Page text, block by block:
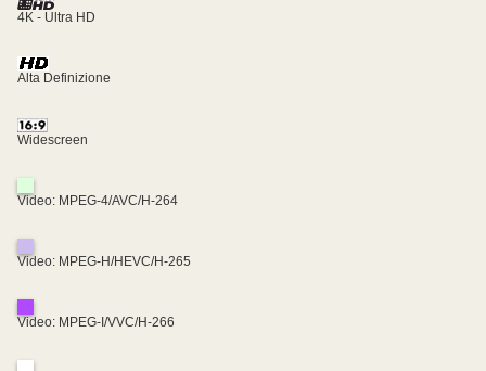
4K - Ultra HD
Alta Definizione
Widescreen
Video: MPEG-4/AVC/H-264
Video: MPEG-H/HEVC/H-265
Video: MPEG-I/VVC/H-266